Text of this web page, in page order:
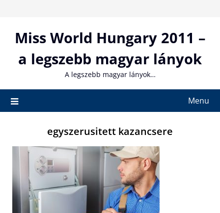
contentMiss World Hungary 2011 –
a legszebb magyar lányok
A legszebb magyar lányok…
Menu
egyszerusitett kazancsere